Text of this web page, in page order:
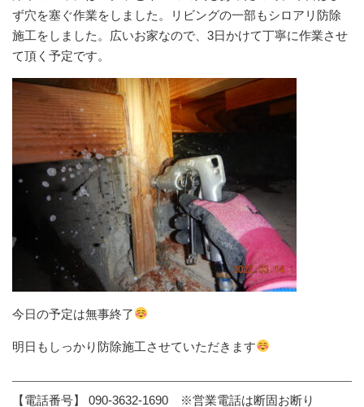
ず穴を塞ぐ作業をしました。リビングの一部もシロアリ防除
施工をしました。広いお家なので、3日かけて丁寧に作業させ
て頂く予定です。
今日の予定は無事終了
明日もしっかり防除施工させていただきます
【電話番号】 090-3632-1690 ※営業電話は断固お断り